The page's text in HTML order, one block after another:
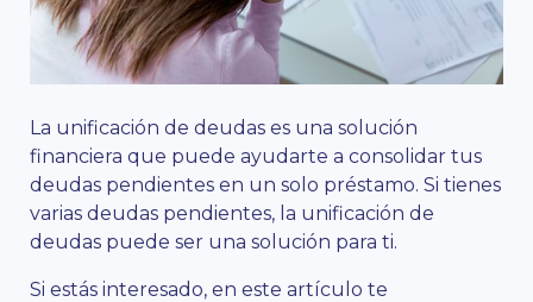
La unificación de deudas es una solución
financiera que puede ayudarte a consolidar tus
deudas pendientes en un solo préstamo. Si tienes
varias deudas pendientes, la unificación de
deudas puede ser una solución para ti.
Si estás interesado, en este artículo te